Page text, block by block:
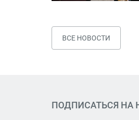
ВСЕ НОВОСТИ
ПОДПИСАТЬСЯ НА